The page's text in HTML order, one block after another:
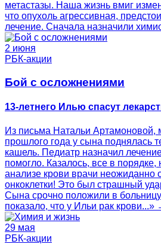
метастазы. Наша жизнь вмиг
что опухоль агрессивная,
лечение. Сначала назначили
2 июня
РБК-акции
Бой с осложнениями
13-летнего Илью спасут
Из письма Натальи
прошлого года у сына поднялась
кашель. Педиатр назначил
помогло. Казалось, все в порядке,
анализе крови врачи неожиданно
онкоклетки! Это был страшный
Сына срочно положили в
показало, что у Ильи рак крови...»
29 мая
РБК-акции